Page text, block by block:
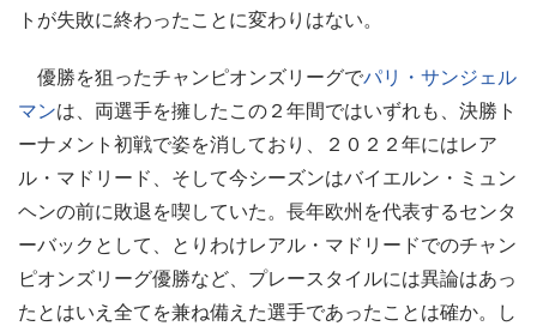
トが失敗に終わったことに変わりはない。
優勝を狙ったチャンピオンズリーグでパリ・サンジェル
マンは、両選手を擁したこの２年間ではいずれも、決勝ト
ーナメント初戦で姿を消しており、２０２２年にはレア
ル・マドリード、そして今シーズンはバイエルン・ミュン
ヘンの前に敗退を喫していた。長年欧州を代表するセンタ
ーバックとして、とりわけレアル・マドリードでのチャン
ピオンズリーグ優勝など、プレースタイルには異論はあっ
たとはいえ全てを兼ね備えた選手であったことは確か。し